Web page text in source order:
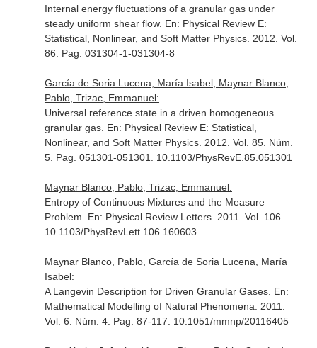
Internal energy fluctuations of a granular gas under
steady uniform shear flow. En: Physical Review E:
Statistical, Nonlinear, and Soft Matter Physics. 2012. Vol.
86. Pag. 031304-1-031304-8
García de Soria Lucena, María Isabel, Maynar Blanco,
Pablo, Trizac, Emmanuel:
Universal reference state in a driven homogeneous
granular gas. En: Physical Review E: Statistical,
Nonlinear, and Soft Matter Physics. 2012. Vol. 85. Núm.
5. Pag. 051301-051301. 10.1103/PhysRevE.85.051301
Maynar Blanco, Pablo, Trizac, Emmanuel:
Entropy of Continuous Mixtures and the Measure
Problem. En: Physical Review Letters. 2011. Vol. 106.
10.1103/PhysRevLett.106.160603
Maynar Blanco, Pablo, García de Soria Lucena, María
Isabel:
A Langevin Description for Driven Granular Gases. En:
Mathematical Modelling of Natural Phenomena . 2011.
Vol. 6. Núm. 4. Pag. 87-117. 10.1051/mmnp/20116405